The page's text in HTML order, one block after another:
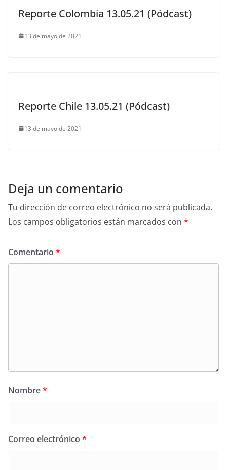
Reporte Colombia 13.05.21 (Pódcast)
13 de mayo de 2021
Reporte Chile 13.05.21 (Pódcast)
13 de mayo de 2021
Deja un comentario
Tu dirección de correo electrónico no será publicada.
Los campos obligatorios están marcados con *
Comentario *
Nombre*
Correo electrónico *